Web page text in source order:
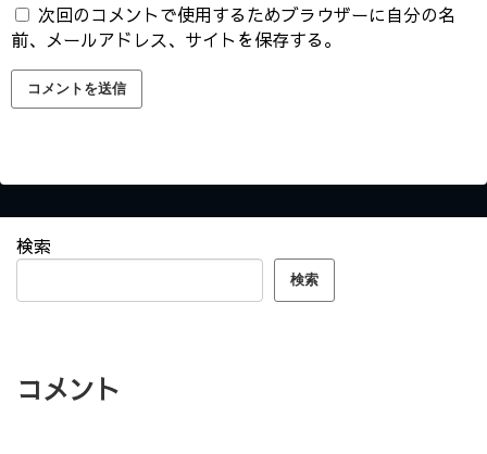
次回のコメントで使用するためブラウザーに自分の名
前、メールアドレス、サイトを保存する。
検索
検索
コメント